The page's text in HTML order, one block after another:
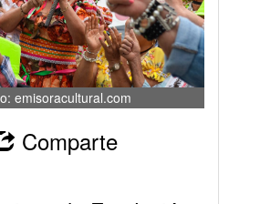
emisoracultural.com
Comparte